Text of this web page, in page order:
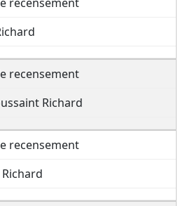
recensement
Richard
recensement
Richard